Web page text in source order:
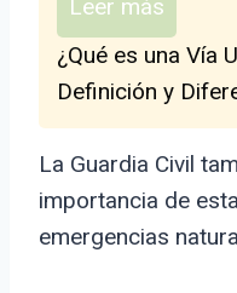
Leer más
¿Qué es una Vía
Definición y
La Guardia Civil
importancia de
emergencias